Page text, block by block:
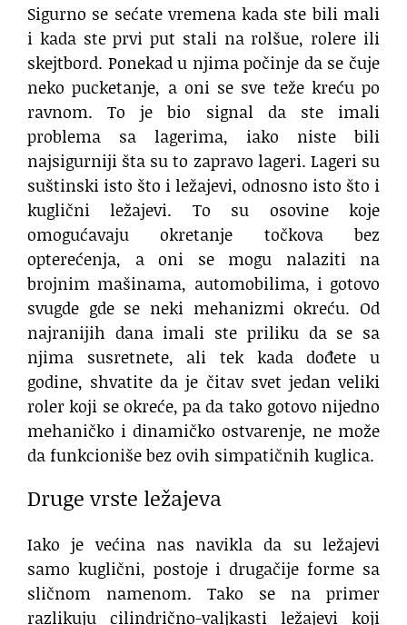
Sigurno se sećate vremena kada ste bili mali
i kada ste prvi put stali na rolšue, rolere ili
skejtbord. Ponekad u njima počinje da se čuje
neko pucketanje, a oni se sve teže kreću po
ravnom. To je bio signal da ste imali
problema sa lagerima, iako niste bili
najsigurniji šta su to zapravo lageri. Lageri su
suštinski isto što i ležajevi, odnosno isto što i
kuglični ležajevi. To su osovine koje
omogućavaju okretanje točkova bez
opterećenja, a oni se mogu nalaziti na
brojnim mašinama, automobilima, i gotovo
svugde gde se neki mehanizmi okreću. Od
najranijih dana imali ste priliku da se sa
njima susretnete, ali tek kada dođete u
godine, shvatite da je čitav svet jedan veliki
roler koji se okreće, pa da tako gotovo nijedno
mehaničko i dinamičko ostvarenje, ne može
da funkcioniše bez ovih simpatičnih kuglica.
Druge vrste ležajeva
Iako je većina nas navikla da su ležajevi
samo kuglični, postoje i drugačije forme sa
sličnom namenom. Tako se na primer
razlikuju cilindrično-valjkasti ležajevi koji